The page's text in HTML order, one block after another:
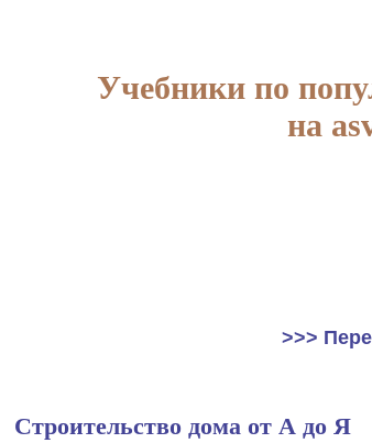
Учебники по
на
>>>
Строительство дома от А до Я